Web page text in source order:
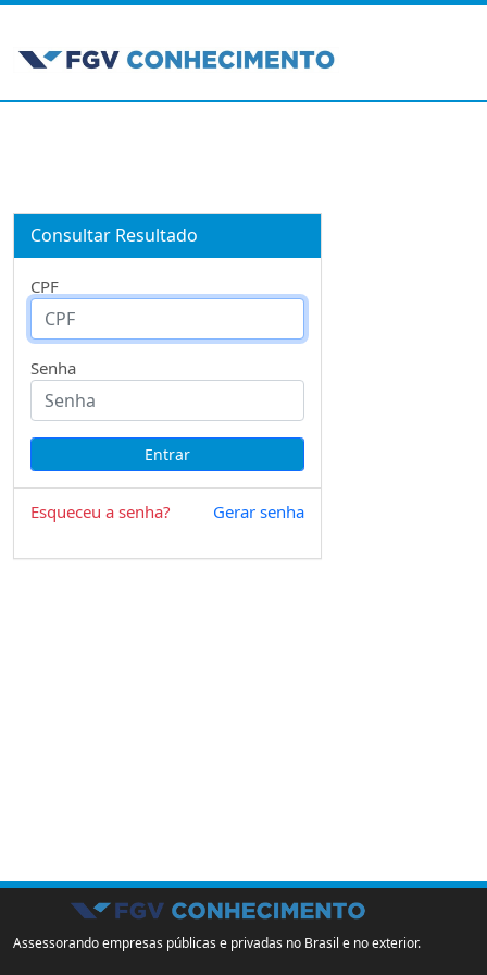
Consultar Resultado
CPF
Senha
Esqueceu a senha? Gerar senha
Assessorando empresas públicas e privadas no Brasil e no exterior.